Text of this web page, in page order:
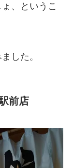
、というこ
した。
前店